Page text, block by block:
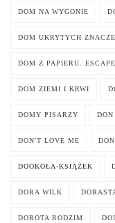
DOM NA WYGONIE
DOM UKRYTYCH
DOM Z PAPIERU.
DOM ZIEMI I KRWI
DOMY PISARZY
DON'T LOVE ME
DOOKOŁA-KSIĄŻEK
DORA WILK
DOROTA RODZIM